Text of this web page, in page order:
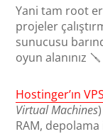
Yani tam root
projeler
sunucusu
oyun alanınız 🪛
Hostinger’ın
Virtual Machines
RAM,